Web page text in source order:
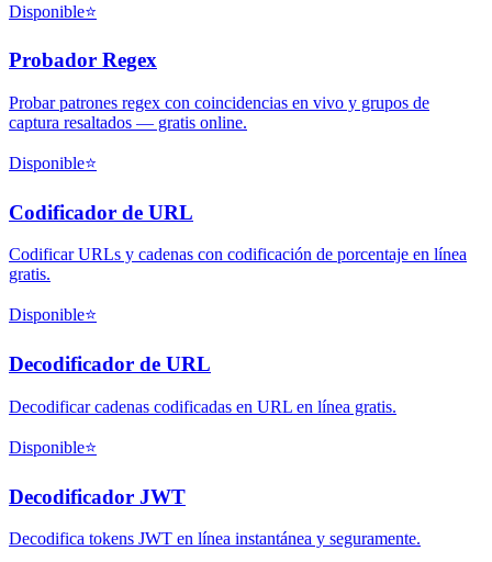
Disponible⭐
Probador Regex
Probar patrones regex con coincidencias en vivo y grupos de
captura resaltados — gratis online.
Disponible⭐
Codificador de URL
Codificar URLs y cadenas con codificación de porcentaje en línea
gratis.
Disponible⭐
Decodificador de URL
Decodificar cadenas codificadas en URL en línea gratis.
Disponible⭐
Decodificador JWT
Decodifica tokens JWT en línea instantánea y seguramente.